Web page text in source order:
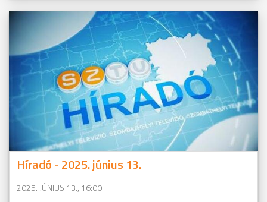
Híradó - 2025. június 13.
2025. JÚNIUS 13., 16:00